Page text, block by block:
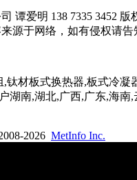
谭爱明 138 7335 3452 版
源于网络，如有侵权请
钛材板式换热器,板式冷
湖南,湖北,广西,广东,海
2026 MetInfo Inc.